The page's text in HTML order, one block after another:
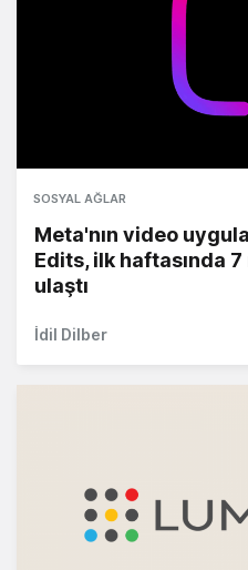
SOSYAL AĞLAR
Meta'nın video
Edits, ilk haftasında
ulaştı
İdil Dilber